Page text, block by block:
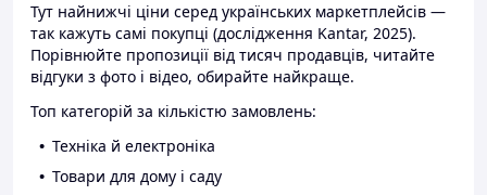
Тут найнижчі ціни серед українських маркетплейсів —
так кажуть самі покупці (дослідження Kantar, 2025).
Порівнюйте пропозиції від тисяч продавців, читайте
відгуки з фото і відео, обирайте найкраще.
Топ категорій за кількістю замовлень:
Техніка й електроніка
Товари для дому і саду